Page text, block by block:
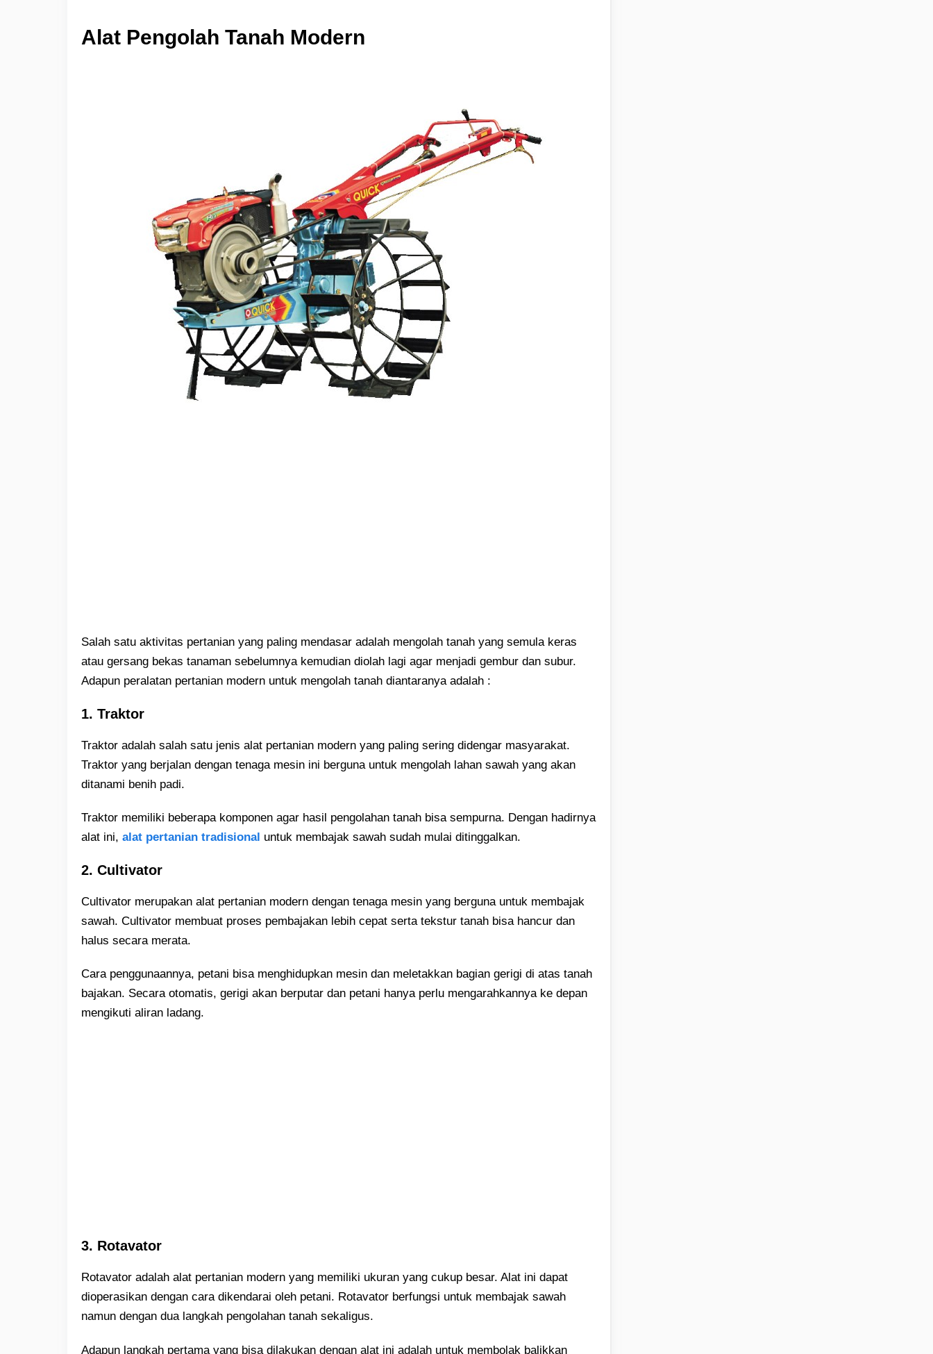
Alat Pengolah Tanah Modern
Salah satu aktivitas pertanian yang paling mendasar adalah mengolah tanah yang semula keras
atau gersang bekas tanaman sebelumnya kemudian diolah lagi agar menjadi gembur dan subur.
Adapun peralatan pertanian modern untuk mengolah tanah diantaranya adalah :
1. Traktor
Traktor adalah salah satu jenis alat pertanian modern yang paling sering didengar masyarakat.
Traktor yang berjalan dengan tenaga mesin ini berguna untuk mengolah lahan sawah yang akan
ditanami benih padi.
Traktor memiliki beberapa komponen agar hasil pengolahan tanah bisa sempurna. Dengan hadirnya
alat ini, alat pertanian tradisional untuk membajak sawah sudah mulai ditinggalkan.
2. Cultivator
Cultivator merupakan alat pertanian modern dengan tenaga mesin yang berguna untuk membajak
sawah. Cultivator membuat proses pembajakan lebih cepat serta tekstur tanah bisa hancur dan
halus secara merata.
Cara penggunaannya, petani bisa menghidupkan mesin dan meletakkan bagian gerigi di atas tanah
bajakan. Secara otomatis, gerigi akan berputar dan petani hanya perlu mengarahkannya ke depan
mengikuti aliran ladang.
3. Rotavator
Rotavator adalah alat pertanian modern yang memiliki ukuran yang cukup besar. Alat ini dapat
dioperasikan dengan cara dikendarai oleh petani. Rotavator berfungsi untuk membajak sawah
namun dengan dua langkah pengolahan tanah sekaligus.
Adapun langkah pertama yang bisa dilakukan dengan alat ini adalah untuk membolak balikkan